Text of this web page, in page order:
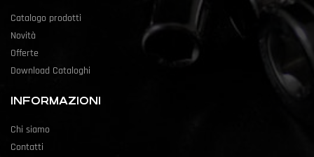
Catalogo prodotti
Novità
Offerte
Download Cataloghi
INFORMAZIONI
Chi siamo
Contatti